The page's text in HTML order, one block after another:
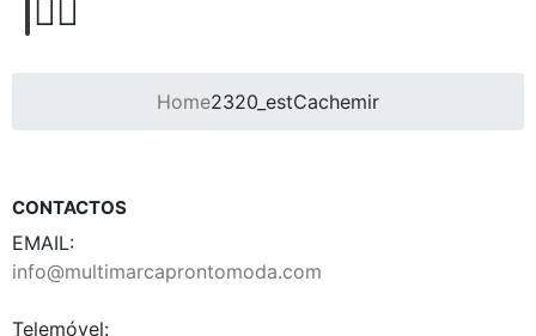
Home2320_estCachemir
CONTACTOS
EMAIL:
info@multimarcaprontomoda.com
Telemóvel: